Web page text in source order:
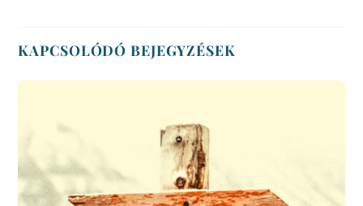
KAPCSOLÓDÓ BEJEGYZÉSEK